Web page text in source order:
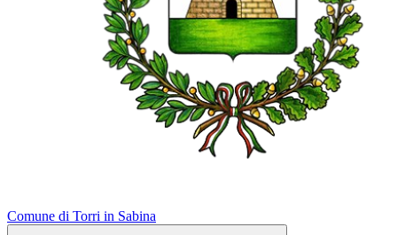
Comune di Torri in Sabina